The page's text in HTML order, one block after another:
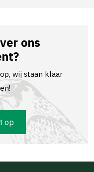
ons
wij staan klaar
op